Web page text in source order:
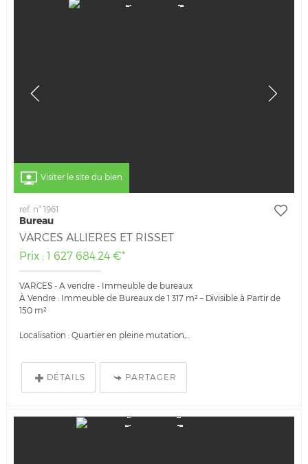
Visiter le site du bien
ref. n° 1961
Bureau
VARCES ALLIERES ET RISSET
Prix : 1 627 684.24 €*
VARCES - A vendre - Immeuble de bureaux
À Vendre : Immeuble de Bureaux de 1 317 m² – Divisible à Partir de
150 m²
Localisation : Quartier en pleine mutation,...
DÉTAILS PARTAGER